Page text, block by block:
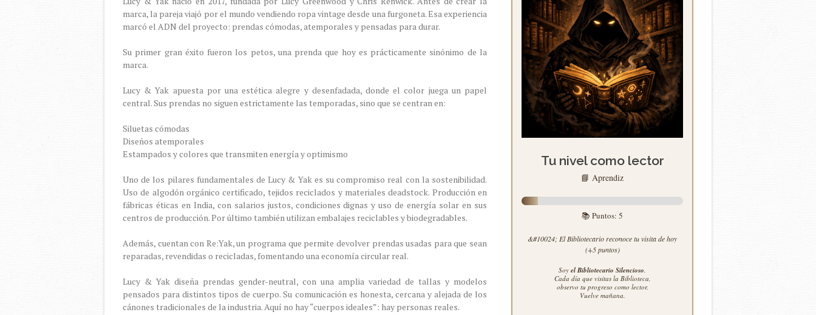
marca, la pareja viajó por el mundo vendiendo ropa vintage desde una furgoneta. Esa experiencia
marcó el ADN del proyecto: prendas cómodas, atemporales y pensadas para durar.
Su primer gran éxito fueron los petos, una prenda que hoy es prácticamente sinónimo de la
marca.
Lucy & Yak apuesta por una estética alegre y desenfadada, donde el color juega un papel
central. Sus prendas no siguen estrictamente las temporadas, sino que se centran en:
Siluetas cómodas
Diseños atemporales
Estampados y colores que transmiten energía y optimismo
Uno de los pilares fundamentales de Lucy & Yak es su compromiso real con la sostenibilidad.
Uso de algodón orgánico certificado, tejidos reciclados y materiales deadstock. Producción en
fábricas éticas en India, con salarios justos, condiciones dignas y uso de energía solar en sus
centros de producción. Por último también utilizan embalajes reciclables y biodegradables.
Además, cuentan con Re:Yak, un programa que permite devolver prendas usadas para que sean
reparadas, revendidas o recicladas, fomentando una economía circular real.
Lucy & Yak diseña prendas gender-neutral, con una amplia variedad de tallas y modelos
pensados para distintos tipos de cuerpo. Su comunicación es honesta, cercana y alejada de los
cánones tradicionales de la industria. Aquí no hay “cuerpos ideales”: hay personas reales.
Tu nivel como lector
📘 Aprendiz
📚 Puntos: 5
&#10024; El Bibliotecario reconoce tu visita de hoy
(+5 puntos)
Soy el Bibliotecario Silencioso.
Cada día que visitas la Biblioteca,
observo tu progreso como lector.
Vuelve mañana.